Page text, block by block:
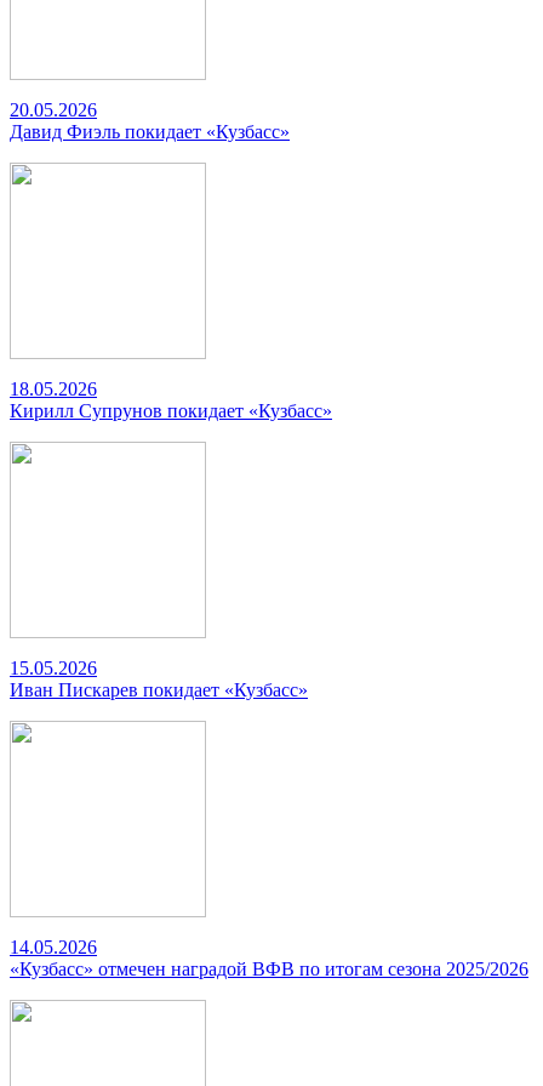
20.05.2026
Давид Фиэль покидает «Кузбасс»
18.05.2026
Кирилл Супрунов покидает «Кузбасс»
15.05.2026
Иван Пискарев покидает «Кузбасс»
14.05.2026
«Кузбасс» отмечен наградой ВФВ по итогам сезона 2025/2026